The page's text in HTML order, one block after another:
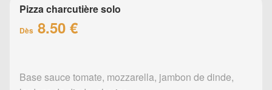
Pizza charcutière solo
Dès 8.50 €
Base sauce tomate, mozzarella, jambon de dinde,